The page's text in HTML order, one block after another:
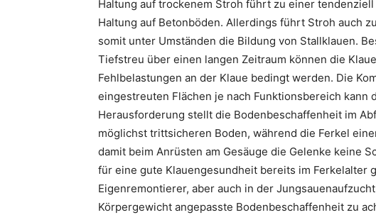
Haltung auf trockenem Stroh führt zu einer
Haltung auf Betonböden. Allerdings führt Stroh auch
somit unter Umständen die Bildung von Stallklauen.
Tiefstreu über einen langen Zeitraum können die
Fehlbelastungen an der Klaue bedingt werden. Die
eingestreuten Flächen je nach Funktionsbereich
Herausforderung stellt die Bodenbeschaffenheit im
möglichst trittsicheren Boden, während die Ferkel
damit beim Anrüsten am Gesäuge die Gelenke keine
für eine gute Klauengesundheit bereits im Ferkelalter
Eigenremontierer, aber auch in der
Körpergewicht angepasste Bodenbeschaffenheit zu